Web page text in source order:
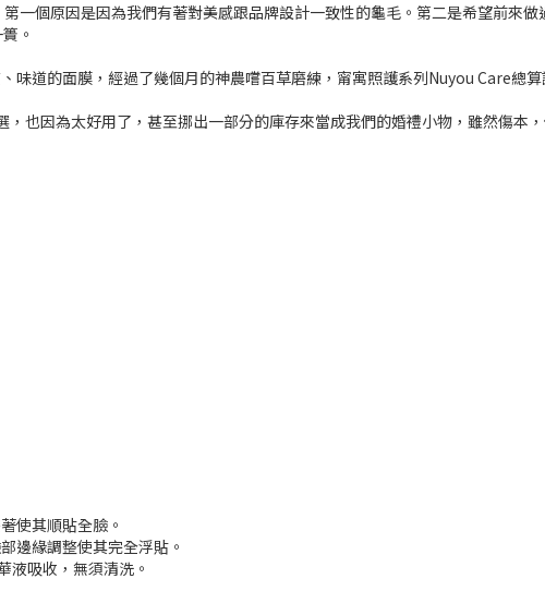
一個原因是因為我們有著對美感跟品牌設計一致性的龜毛。第二是希望前來
。
道的面膜，經過了幾個月的神農嚐百草磨練，甯寓照護系列Nuyou Care總算
也因為太好用了，甚至挪出一部分的庫存來當成我們的婚禮小物，雖然傷本
使其順貼全臉。
邊緣調整使其完全浮貼。
液吸收，無須清洗。